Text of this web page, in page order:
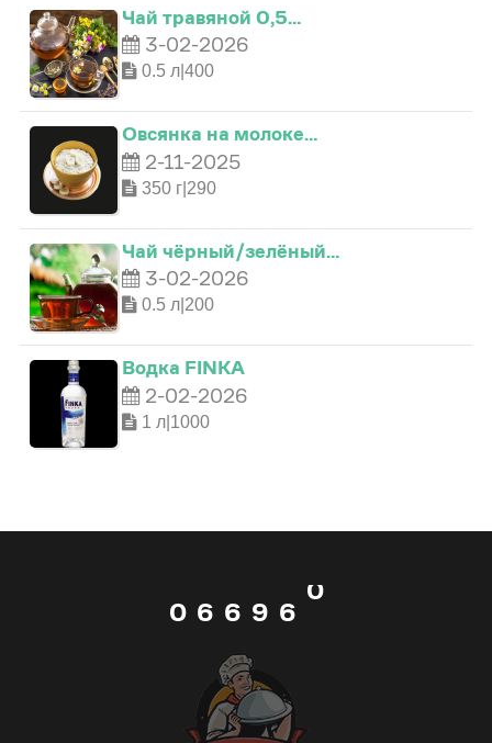
Чай травяной 0,5…
3-02-2026
0.5 л|400
Овсянка на молоке…
2-11-2025
350 г|290
Чай чёрный/зелёный…
3-02-2026
0.5 л|200
Водка FINKA
2-02-2026
1 л|1000
0
1
2
3
6
1
2
6
7
0
5
9
_
2
6